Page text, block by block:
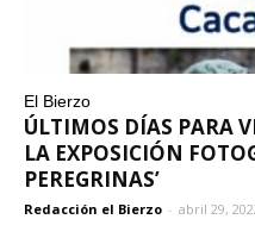
El Bierzo
ÚLTIMOS DÍAS PARA
LA EXPOSICIÓN
PEREGRINAS’
Redacción el Bierzo - abril 29,